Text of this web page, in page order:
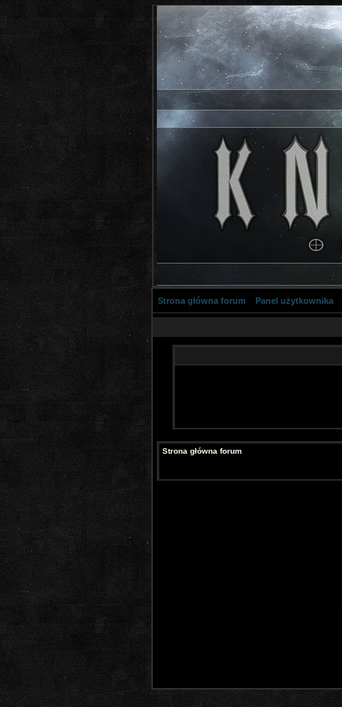
Strona główna forum Panel użytkownika
Strona główna forum